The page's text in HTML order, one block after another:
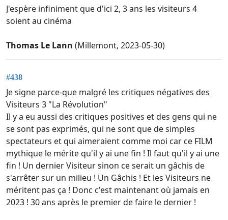
J'espère infiniment que d'ici 2, 3 ans les visiteurs 4
soient au cinéma
Thomas Le Lann (Millemont, 2023-05-30)
#438
Je signe parce-que malgré les critiques négatives des
Visiteurs 3 "La Révolution"
Il y a eu aussi des critiques positives et des gens qui ne
se sont pas exprimés, qui ne sont que de simples
spectateurs et qui aimeraient comme moi car ce FILM
mythique le mérite qu'il y ai une fin ! Il faut qu'il y ai une
fin ! Un dernier Visiteur sinon ce serait un gâchis de
s'arrêter sur un milieu ! Un Gâchis ! Et les Visiteurs ne
méritent pas ça ! Donc c'est maintenant où jamais en
2023 ! 30 ans après le premier de faire le dernier !